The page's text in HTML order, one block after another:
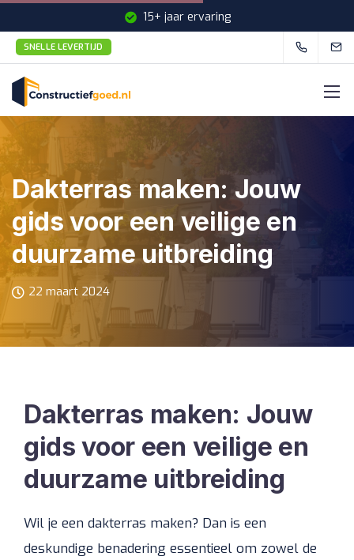
15+ jaar ervaring
SNELLE LEVERTIJD
Dakterras maken: Jouw
gids voor een veilige en
duurzame uitbreiding
22 maart 2024
Dakterras maken: Jouw
gids voor een veilige en
duurzame uitbreiding
Wil je een dakterras maken? Dan is een
deskundige benadering essentieel om zowel de